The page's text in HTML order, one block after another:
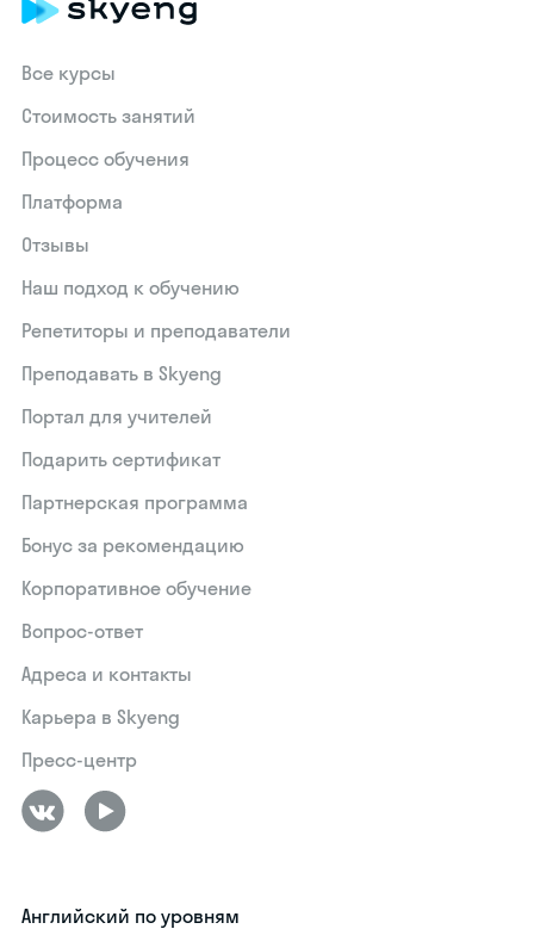
Все курсы
Стоимость занятий
Процесс обучения
Платформа
Отзывы
Наш подход к обучению
Репетиторы и преподаватели
Преподавать в Skyeng
Портал для учителей
Подарить сертификат
Партнерская программа
Бонус за рекомендацию
Корпоративное обучение
Вопрос-ответ
Адреса и контакты
Карьера в Skyeng
Пресс-центр
Английский по уровням